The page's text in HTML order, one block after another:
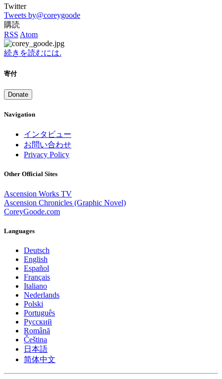
Twitter
Tweets by@coreygoode
購読
RSS Atom
続きを読むには.
寄付
Donate
Navigation
インタビュー
お問い合わせ
Privacy Policy
Other Official Sites
Ascension Works TV
Ascension Chronicles (Graphic Novel)
CoreyGoode.com
Languages
Deutsch
English
Español
Français
Italiano
Nederlands
Polski
Português
Pусский
Română
Čeština
日本語
简体中文